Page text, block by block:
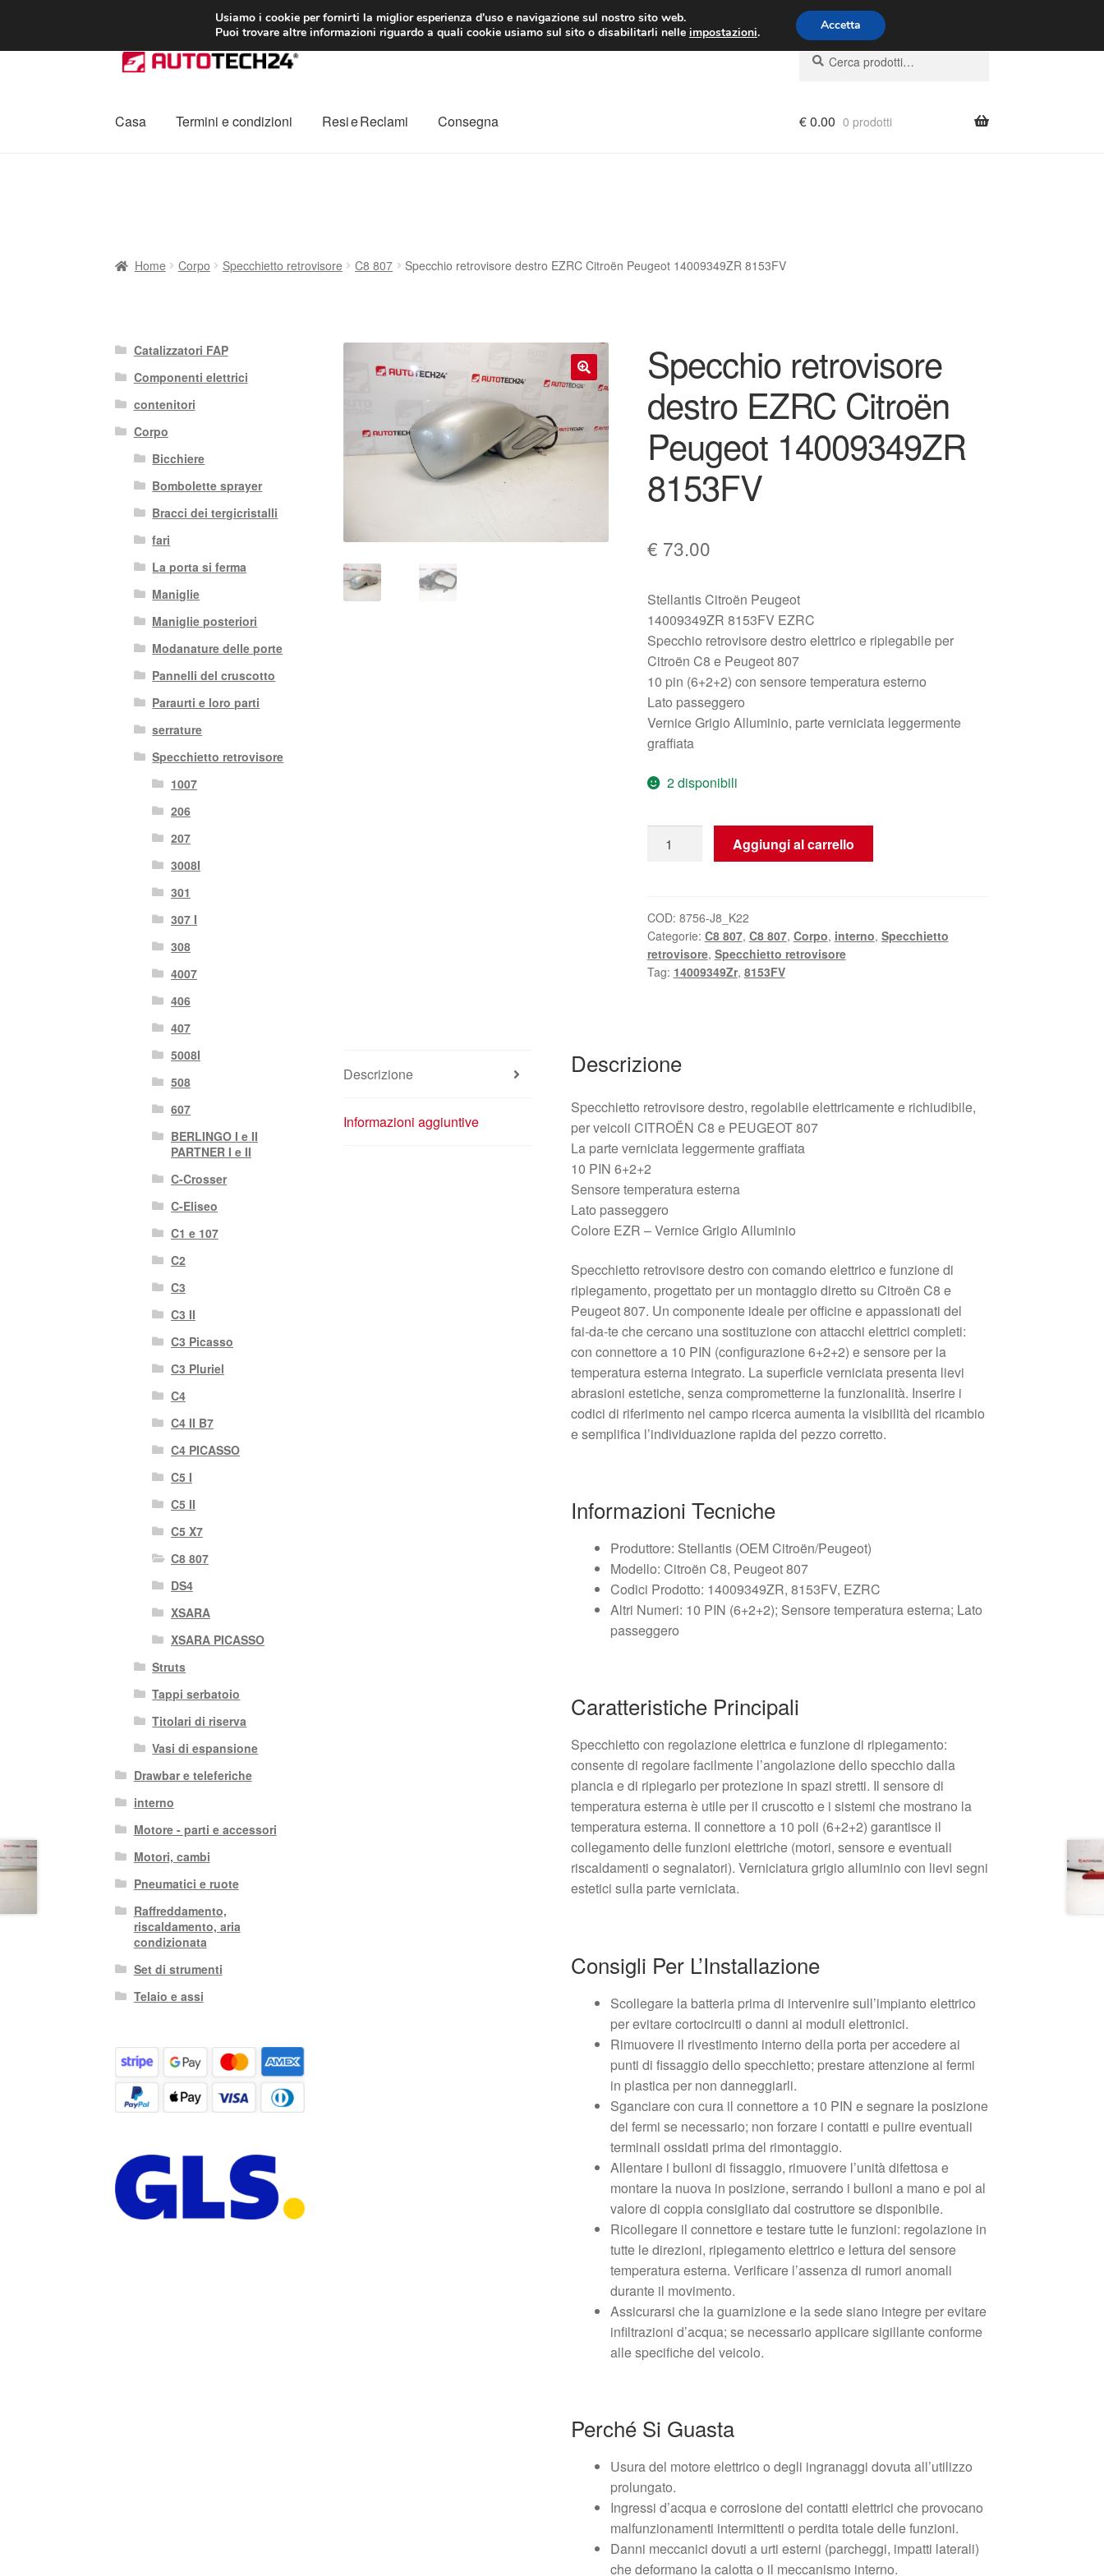
CONSEGNA da 7 EUR Lun-Ven 9:00 - 16:00 800 580 290
Vai
alla
Vai
al
Cerca:
Cerca
Casa Termini e condizioni Resi e Reclami Consegna €0.00 0 prodotti
Home Corpo Specchietto retrovisore C8 807 Specchio retrovisore destro EZRC Citroën Peugeot 14009349ZR 8153FV
🔍
Specchio retrovisore
destro EZRC Citroën
Peugeot 14009349ZR
8153FV
€ 73.00
Stellantis Citroën Peugeot
14009349ZR 8153FV EZRC
Specchio retrovisore destro elettrico e ripiegabile per
Citroën C8 e Peugeot 807
10 pin (6+2+2) con sensore temperatura esterno
Lato passeggero
Vernice Grigio Alluminio, parte verniciata leggermente
graffiata
2 disponibili
retrovisore
Citroën
Peugeot
14009349ZR
8153FV
Aggiungi al carrello
COD: 8756-J8_K22
Categorie: C8 807, C8 807, Corpo, interno, Specchietto
retrovisore, Specchietto retrovisore
Tag: 14009349Zr, 8153FV
Descrizione
Informazioni aggiuntive
Descrizione
Specchietto retrovisore destro, regolabile elettricamente e richiudibile,
per veicoli CITROËN C8 e PEUGEOT 807
La parte verniciata leggermente graffiata
10 PIN 6+2+2
Sensore temperatura esterna
Lato passeggero
Colore EZR – Vernice Grigio Alluminio
Specchietto retrovisore destro con comando elettrico e funzione di
ripiegamento, progettato per un montaggio diretto su Citroën C8 e
Peugeot 807. Un componente ideale per officine e appassionati del
fai‑da‑te che cercano una sostituzione con attacchi elettrici completi:
con connettore a 10 PIN (configurazione 6+2+2) e sensore per la
temperatura esterna integrato. La superficie verniciata presenta lievi
abrasioni estetiche, senza comprometterne la funzionalità. Inserire i
codici di riferimento nel campo ricerca aumenta la visibilità del ricambio
e semplifica l’individuazione rapida del pezzo corretto.
Informazioni Tecniche
Produttore: Stellantis (OEM Citroën/Peugeot)
Modello: Citroën C8, Peugeot 807
Codici Prodotto: 14009349ZR, 8153FV, EZRC
Altri Numeri: 10 PIN (6+2+2); Sensore temperatura esterna; Lato
passeggero
Caratteristiche Principali
Specchietto con regolazione elettrica e funzione di ripiegamento:
consente di regolare facilmente l’angolazione dello specchio dalla
plancia e di ripiegarlo per protezione in spazi stretti. Il sensore di
temperatura esterna è utile per il cruscotto e i sistemi che mostrano la
temperatura esterna. Il connettore a 10 poli (6+2+2) garantisce il
collegamento delle funzioni elettriche (motori, sensore e eventuali
riscaldamenti o segnalatori). Verniciatura grigio alluminio con lievi segni
estetici sulla parte verniciata.
Consigli Per L’Installazione
Scollegare la batteria prima di intervenire sull’impianto elettrico
per evitare cortocircuiti o danni ai moduli elettronici.
Rimuovere il rivestimento interno della porta per accedere ai
punti di fissaggio dello specchietto; prestare attenzione ai fermi
in plastica per non danneggiarli.
Sganciare con cura il connettore a 10 PIN e segnare la posizione
dei fermi se necessario; non forzare i contatti e pulire eventuali
terminali ossidati prima del rimontaggio.
Allentare i bulloni di fissaggio, rimuovere l’unità difettosa e
montare la nuova in posizione, serrando i bulloni a mano e poi al
valore di coppia consigliato dal costruttore se disponibile.
Ricollegare il connettore e testare tutte le funzioni: regolazione in
tutte le direzioni, ripiegamento elettrico e lettura del sensore
temperatura esterna. Verificare l’assenza di rumori anomali
durante il movimento.
Assicurarsi che la guarnizione e la sede siano integre per evitare
infiltrazioni d’acqua; se necessario applicare sigillante conforme
alle specifiche del veicolo.
Perché Si Guasta
Usura del motore elettrico o degli ingranaggi dovuta all’utilizzo
prolungato.
Ingressi d’acqua e corrosione dei contatti elettrici che provocano
malfunzionamenti intermittenti o perdita totale delle funzioni.
Danni meccanici dovuti a urti esterni (parcheggi, impatti laterali)
che deformano la calotta o il meccanismo interno.
Catalizzatori FAP
Componenti elettrici
contenitori
Corpo
Bicchiere
Bombolette sprayer
Bracci dei tergicristalli
fari
La porta si ferma
Maniglie
Maniglie posteriori
Modanature delle porte
Pannelli del cruscotto
Paraurti e loro parti
serrature
Specchietto retrovisore
1007
206
207
3008I
301
307 I
308
4007
406
407
5008I
508
607
BERLINGO I e II
PARTNER I e II
C-Crosser
C-Eliseo
C1 e 107
C2
C3
C3 II
C3 Picasso
C3 Pluriel
C4
C4 II B7
C4 PICASSO
C5 I
C5 II
C5 X7
C8 807
DS4
XSARA
XSARA PICASSO
Struts
Tappi serbatoio
Titolari di riserva
Vasi di espansione
Drawbar e teleferiche
interno
Motore - parti e accessori
Motori, cambi
Pneumatici e ruote
Raffreddamento,
riscaldamento, aria
condizionata
Set di strumenti
Telaio e assi
Usiamo i cookie per fornirti la miglior esperienza d'uso e navigazione sul nostro sito web.
Puoi trovare altre informazioni riguardo a quali cookie usiamo sul sito o disabilitarli nelle impostazioni. Accetta